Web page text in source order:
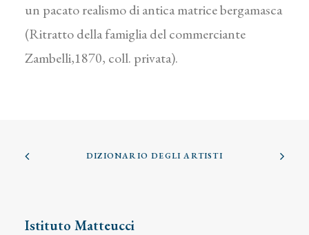
un pacato realismo di antica matrice bergamasca
(Ritratto della famiglia del commerciante
Zambelli,1870, coll. privata).
DIZIONARIO DEGLI ARTISTI
Istituto Matteucci